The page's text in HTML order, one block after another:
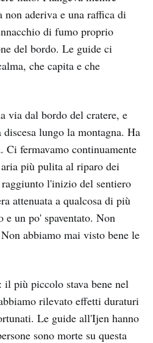
non aderiva e una raffica di
di fumo proprio
del bordo. Le guide ci
che capita e che
via dal bordo del cratere, e
lungo la montagna. Ha
Ci fermavamo continuamente
più pulita al riparo dei
l'inizio del sentiero
attenuata a qualcosa di più
un po' spaventato. Non
abbiamo mai visto bene le
più piccolo stava bene nel
rilevato effetti duraturi
Le guide all'Ijen hanno
sono morte su questa